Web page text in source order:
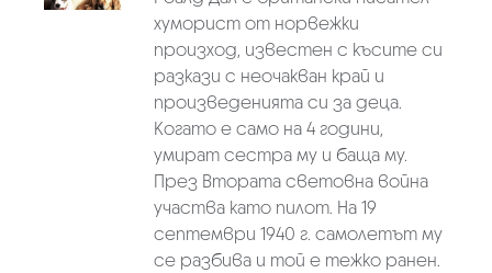
хуморист от норвежки
произход, известен с късите си
разкази с неочакван край и
произведенията си за деца.
Когато е само на 4 години,
умират сестра му и баща му.
През Втората световна война
участва като пилот. На 19
септември 1940 г. самолетът му
се разбива и той е тежко ранен.